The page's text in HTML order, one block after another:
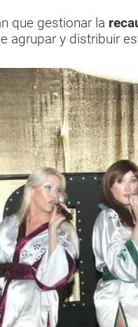
que gestionar la
agrupar y distribuir